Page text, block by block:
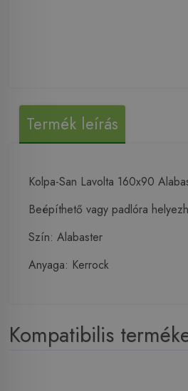
Termék leírás
Kolpa-San Lavolta 160x90
Beépíthető vagy padlóra
Szín: Alabaster
Anyaga: Kerrock
Kompatibilis